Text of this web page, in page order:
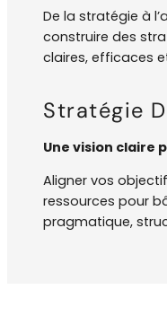
De la stratégie à
construire des
claires, efficaces
Stratégie
Une vision claire
Aligner vos
ressources pour
pragmatique,